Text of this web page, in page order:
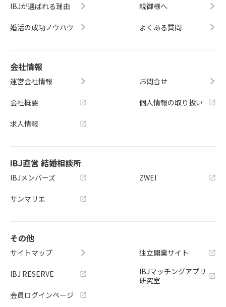
IBJが選ばれる理由
婚活の成功ノウハウ
親御様へ
よくある質問
会社情報
運営会社情報
会社概要
求人情報
お問合せ
個人情報の取り扱い
IBJ直営 結婚相談所
IBJメンバーズ
サンマリエ
ZWEI
その他
サイトマップ
IBJ RESERVE
会員ログインページ
独立開業サイト
IBJマッチングアプリ
研究室